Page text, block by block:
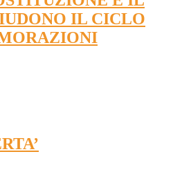
IL CICLO